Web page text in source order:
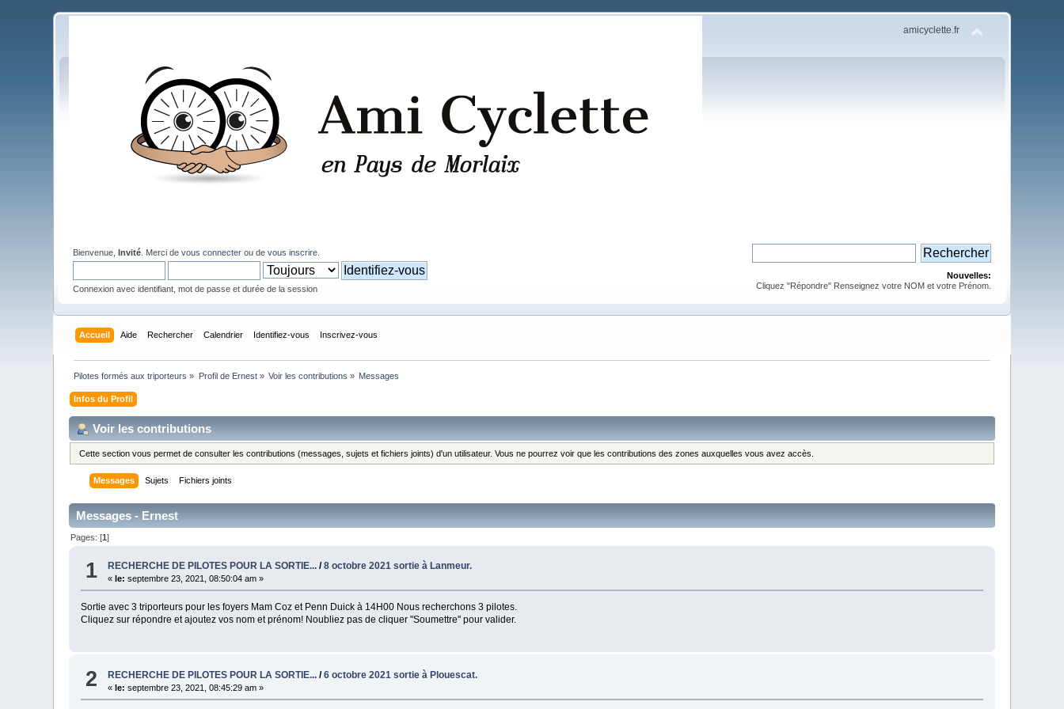
amicyclette.fr
Bienvenue,Invité . Merci devous connecter ou devous inscrire
Connexion avec identifiant, mot de passe et durée de la session
Nouvelles:
Cliquez "Répondre" Renseignez votre NOM et votre Prénom.
Accueil Aide Rechercher Calendrier Identifiez-vous Inscrivez-vous
Pilotes formés aux triporteurs » Profil de Ernest» Voir les contributions » Messages
Infos du Profil
Voir les contributions
Cette section vous permet de consulter les contributions (messages, sujets et fichiers joints) d'un utilisateur. Vous ne pourrez voir que les contributions des zones auxquelles vous avez accès.
Messages Sujets Fichiers joints
Messages - Ernest
Pages: [1]
1 RECHERCHE DE PILOTES POUR LA SORTIE... /8 octobre 2021 sortie à Lanmeur.
«le: septembre 23, 2021, 08:50:04 am »
Sortie avec 3 triporteurs pour les foyers Mam Coz et Penn Duick à 14H00 Nous recherchons 3 pilotes.
Cliquez sur répondre et ajoutez vos nom et prénom! Noubliez pas de cliquer "Soumettre" pour valider.
2 RECHERCHE DE PILOTES POUR LA SORTIE... /6 octobre 2021 sortie à Plouescat.
«le: septembre 23, 2021, 08:45:29 am »